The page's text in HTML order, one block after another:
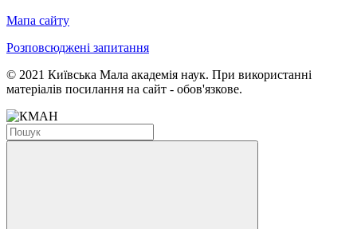
Мапа сайту
Розповсюджені запитання
© 2021 Київська Мала академія наук. При використанні
матеріалів посилання на сайт - обов'язкове.